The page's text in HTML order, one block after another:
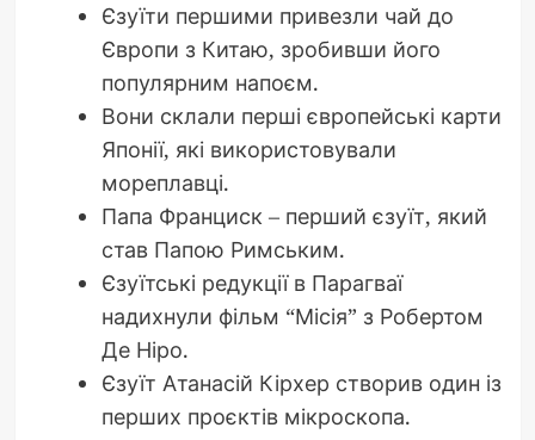
Єзуїти першими привезли чай до
Європи з Китаю, зробивши його
популярним напоєм.
Вони склали перші європейські карти
Японії, які використовували
мореплавці.
Папа Франциск – перший єзуїт, який
став Папою Римським.
Єзуїтські редукції в Парагваї
надихнули фільм “Місія” з Робертом
Де Ніро.
Єзуїт Атанасій Кірхер створив один із
перших проєктів мікроскопа.